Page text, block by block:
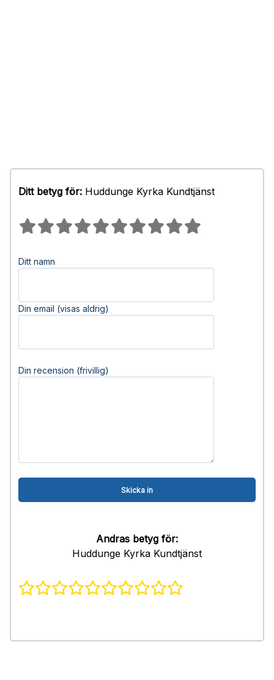
Ditt betyg för: Huddunge Kyrka Kundtjänst
Ditt namn
Din email (visas aldrig)
Din recension (frivillig)
Andras betyg för:
Huddunge Kyrka Kundtjänst